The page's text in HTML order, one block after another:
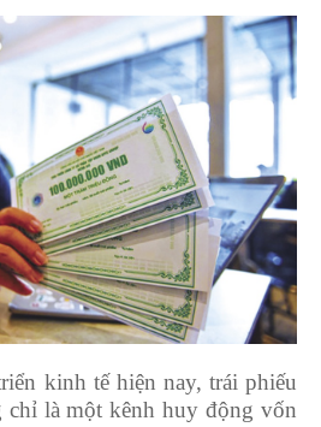
kinh tế hiện nay, trái phiếu
chỉ là một kênh huy động vốn